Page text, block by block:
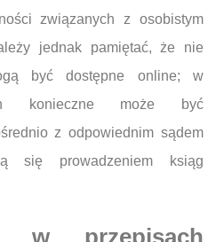
związanych z osobistym
jednak pamiętać, że nie
być dostępne online; w
konieczne może być
z odpowiednim sądem
się prowadzeniem ksiąg